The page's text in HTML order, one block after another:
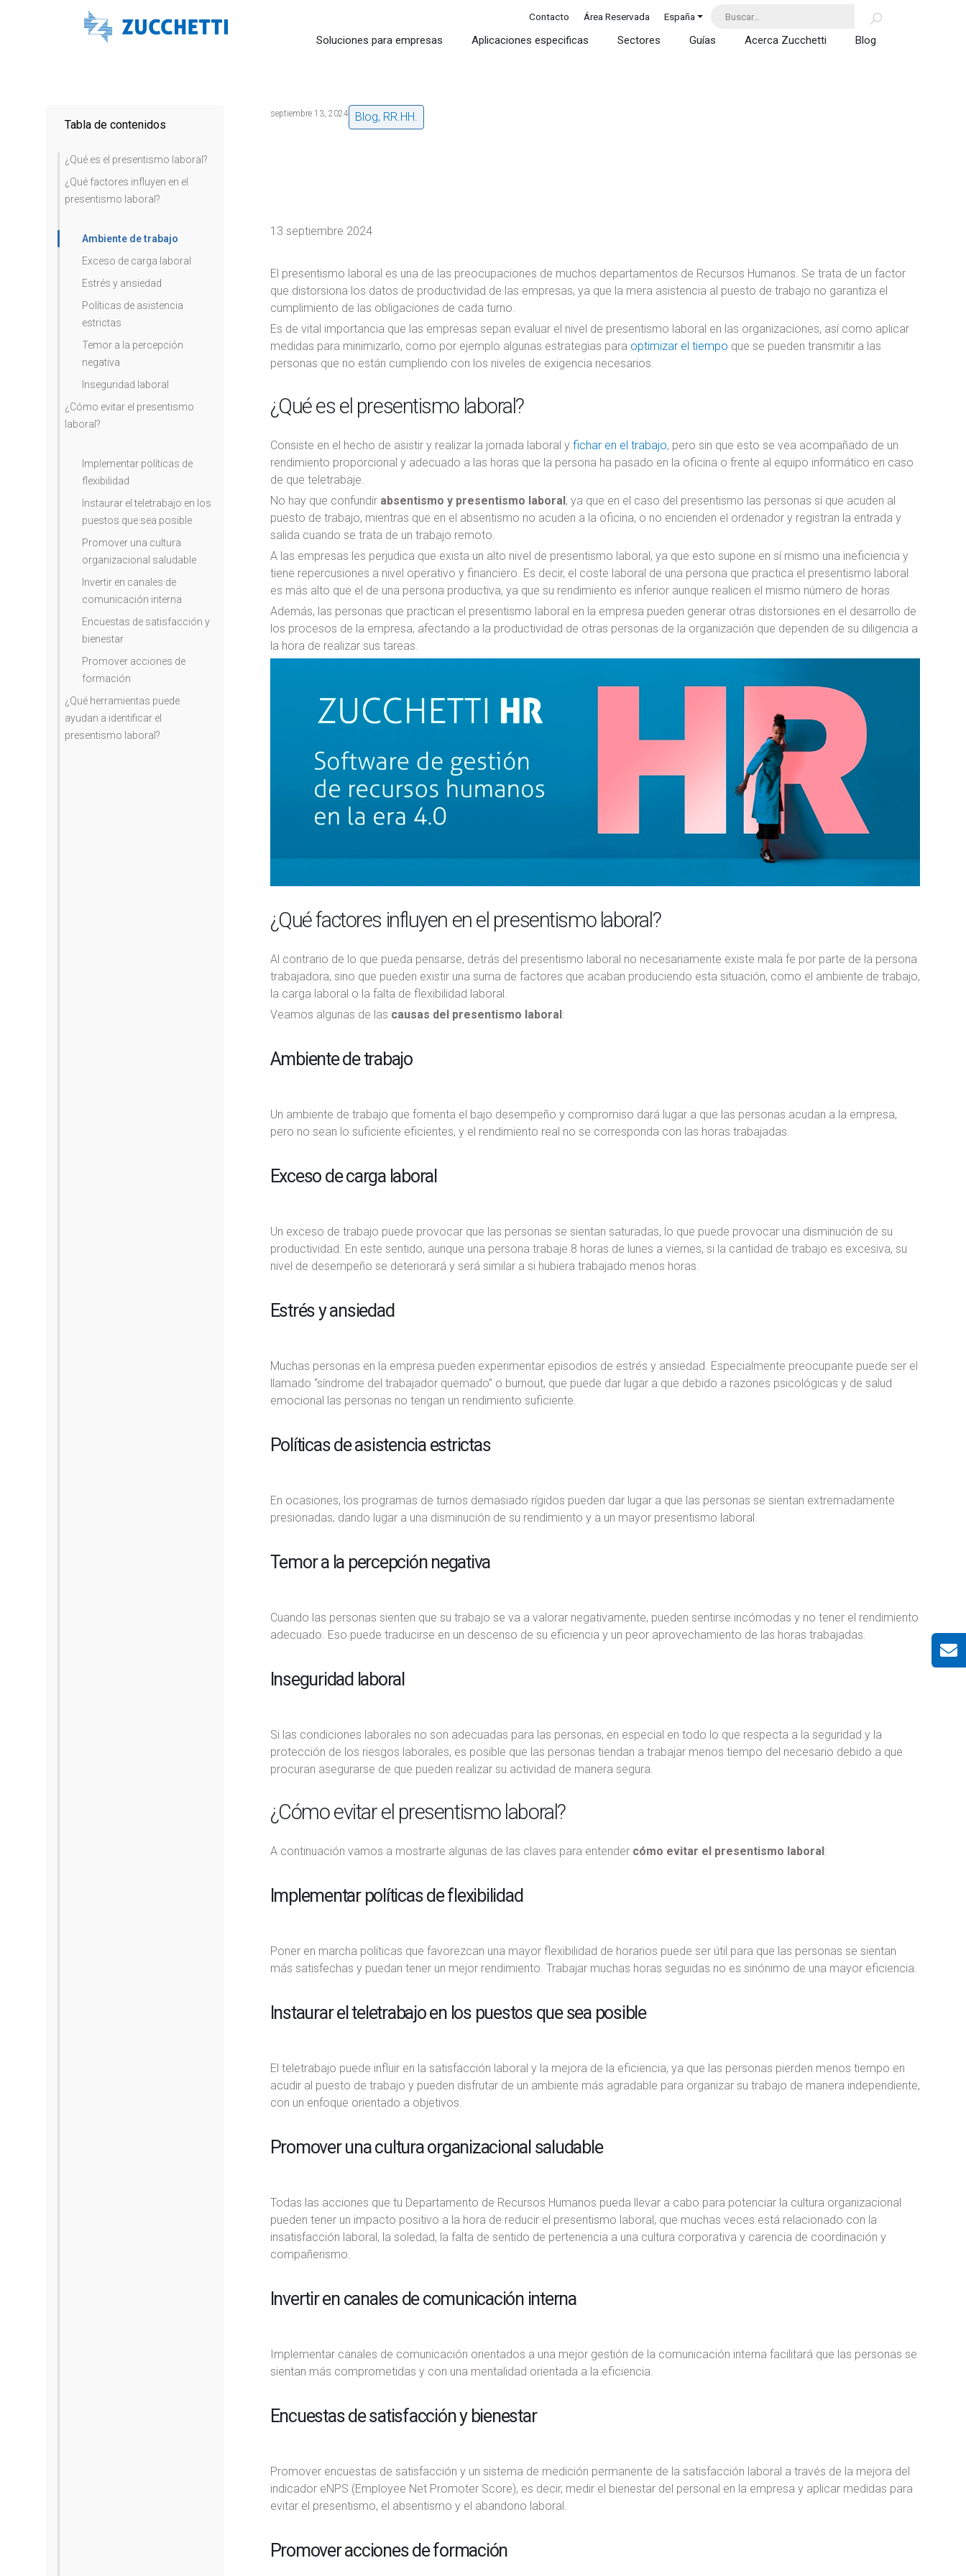
Contacto Área Reservada España
Soluciones para empresas Aplicaciones especificas Sectores Guías Acerca Zucchetti Blog
Tabla de contenidos
¿Qué es el presentismo laboral?
¿Qué factores influyen en el
presentismo laboral?
Ambiente de trabajo
Exceso de carga laboral
Estrés y ansiedad
Políticas de asistencia
estrictas
Temor a la percepción
negativa
Inseguridad laboral
¿Cómo evitar el presentismo
laboral?
Implementar políticas de
flexibilidad
Instaurar el teletrabajo en los
puestos que sea posible
Promover una cultura
organizacional saludable
Invertir en canales de
comunicación interna
Encuestas de satisfacción y
bienestar
Promover acciones de
formación
¿Qué herramientas puede
ayudan a identificar el
presentismo laboral?
septiembre 13, 2024 Blog, RR.HH.
13 septiembre 2024
El presentismo laboral es una de las preocupaciones de muchos departamentos de Recursos Humanos. Se trata de un factor
que distorsiona los datos de productividad de las empresas, ya que la mera asistencia al puesto de trabajo no garantiza el
cumplimiento de las obligaciones de cada turno.
Es de vital importancia que las empresas sepan evaluar el nivel de presentismo laboral en las organizaciones, así como aplicar
medidas para minimizarlo, como por ejemplo algunas estrategias para optimizar el tiempo que se pueden transmitir a las
personas que no están cumpliendo con los niveles de exigencia necesarios.
¿Qué es el presentismo laboral?
Consiste en el hecho de asistir y realizar la jornada laboral y fichar en el trabajo, pero sin que esto se vea acompañado de un
rendimiento proporcional y adecuado a las horas que la persona ha pasado en la oficina o frente al equipo informático en caso
de que teletrabaje.
No hay que confundir absentismo y presentismo laboral, ya que en el caso del presentismo las personas sí que acuden al
puesto de trabajo, mientras que en el absentismo no acuden a la oficina, o no encienden el ordenador y registran la entrada y
salida cuando se trata de un trabajo remoto.
A las empresas les perjudica que exista un alto nivel de presentismo laboral, ya que esto supone en sí mismo una ineficiencia y
tiene repercusiones a nivel operativo y financiero. Es decir, el coste laboral de una persona que practica el presentismo laboral
es más alto que el de una persona productiva, ya que su rendimiento es inferior aunque realicen el mismo número de horas.
Además, las personas que practican el presentismo laboral en la empresa pueden generar otras distorsiones en el desarrollo de
los procesos de la empresa, afectando a la productividad de otras personas de la organización que dependen de su diligencia a
la hora de realizar sus tareas.
¿Qué factores influyen en el presentismo laboral?
Al contrario de lo que pueda pensarse, detrás del presentismo laboral no necesariamente existe mala fe por parte de la persona
trabajadora, sino que pueden existir una suma de factores que acaban produciendo esta situación, como el ambiente de trabajo,
la carga laboral o la falta de flexibilidad laboral.
Veamos algunas de las causas del presentismo laboral:
Ambiente de trabajo
Un ambiente de trabajo que fomenta el bajo desempeño y compromiso dará lugar a que las personas acudan a la empresa,
pero no sean lo suficiente eficientes, y el rendimiento real no se corresponda con las horas trabajadas.
Exceso de carga laboral
Un exceso de trabajo puede provocar que las personas se sientan saturadas, lo que puede provocar una disminución de su
productividad. En este sentido, aunque una persona trabaje 8 horas de lunes a viernes, si la cantidad de trabajo es excesiva, su
nivel de desempeño se deteriorará y será similar a si hubiera trabajado menos horas.
Estrés y ansiedad
Muchas personas en la empresa pueden experimentar episodios de estrés y ansiedad. Especialmente preocupante puede ser el
llamado “síndrome del trabajador quemado” o burnout, que puede dar lugar a que debido a razones psicológicas y de salud
emocional las personas no tengan un rendimiento suficiente.
Políticas de asistencia estrictas
En ocasiones, los programas de turnos demasiado rígidos pueden dar lugar a que las personas se sientan extremadamente
presionadas, dando lugar a una disminución de su rendimiento y a un mayor presentismo laboral.
Temor a la percepción negativa
Cuando las personas sienten que su trabajo se va a valorar negativamente, pueden sentirse incómodas y no tener el rendimiento
adecuado. Eso puede traducirse en un descenso de su eficiencia y un peor aprovechamiento de las horas trabajadas.
Inseguridad laboral
Si las condiciones laborales no son adecuadas para las personas, en especial en todo lo que respecta a la seguridad y la
protección de los riesgos laborales, es posible que las personas tiendan a trabajar menos tiempo del necesario debido a que
procuran asegurarse de que pueden realizar su actividad de manera segura.
¿Cómo evitar el presentismo laboral?
A continuación vamos a mostrarte algunas de las claves para entender cómo evitar el presentismo laboral:
Implementar políticas de flexibilidad
Poner en marcha políticas que favorezcan una mayor flexibilidad de horarios puede ser útil para que las personas se sientan
más satisfechas y puedan tener un mejor rendimiento. Trabajar muchas horas seguidas no es sinónimo de una mayor eficiencia.
Instaurar el teletrabajo en los puestos que sea posible
El teletrabajo puede influir en la satisfacción laboral y la mejora de la eficiencia, ya que las personas pierden menos tiempo en
acudir al puesto de trabajo y pueden disfrutar de un ambiente más agradable para organizar su trabajo de manera independiente,
con un enfoque orientado a objetivos.
Promover una cultura organizacional saludable
Todas las acciones que tu Departamento de Recursos Humanos pueda llevar a cabo para potenciar la cultura organizacional
pueden tener un impacto positivo a la hora de reducir el presentismo laboral, que muchas veces está relacionado con la
insatisfacción laboral, la soledad, la falta de sentido de pertenencia a una cultura corporativa y carencia de coordinación y
compañerismo.
Invertir en canales de comunicación interna
Implementar canales de comunicación orientados a una mejor gestión de la comunicación interna facilitará que las personas se
sientan más comprometidas y con una mentalidad orientada a la eficiencia.
Encuestas de satisfacción y bienestar
Promover encuestas de satisfacción y un sistema de medición permanente de la satisfacción laboral a través de la mejora del
indicador eNPS (Employee Net Promoter Score), es decir, medir el bienestar del personal en la empresa y aplicar medidas para
evitar el presentismo, el absentismo y el abandono laboral.
Promover acciones de formación